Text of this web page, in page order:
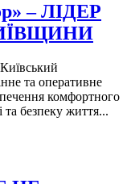
– ЛІДЕР
та оперативне
комфортного
та безпеку життя...